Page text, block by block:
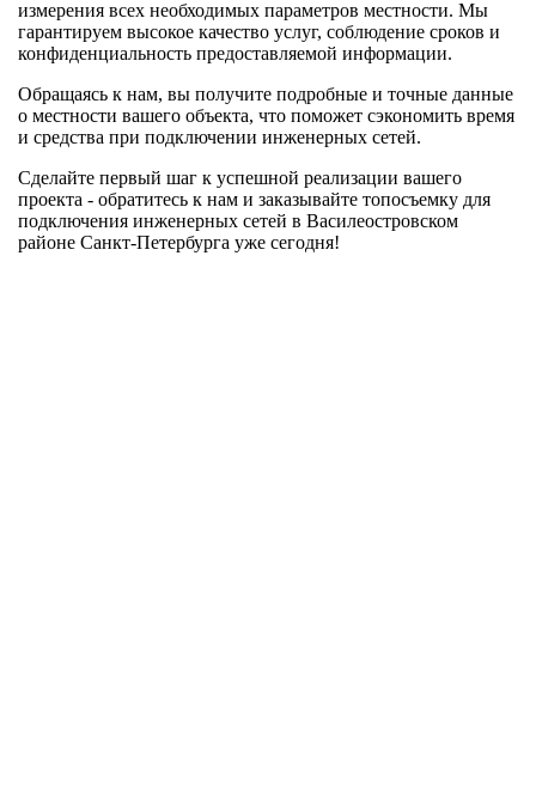
измерения всех необходимых параметров местности. Мы
гарантируем высокое качество услуг, соблюдение сроков и
конфиденциальность предоставляемой информации.
Обращаясь к нам, вы получите подробные и точные данные
о местности вашего объекта, что поможет сэкономить время
и средства при подключении инженерных сетей.
Сделайте первый шаг к успешной реализации вашего
проекта - обратитесь к нам и заказывайте топосъемку для
подключения инженерных сетей в Василеостровском
районе Санкт-Петербурга уже сегодня!